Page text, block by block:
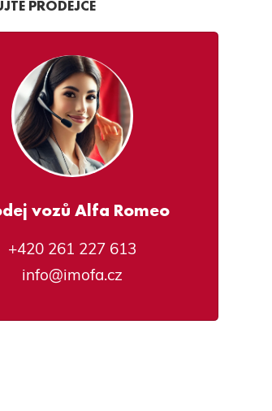
PRODEJCE
vozů Alfa Romeo
+420 261 227 613
info@imofa.cz